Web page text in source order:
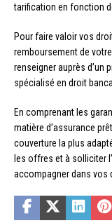
tarification en fonction
Pour faire valoir vos
remboursement de
renseigner auprès d’un
spécialisé en droit
En comprenant les
matière d’assurance
couverture la plus
les offres et à solliciter
accompagner dans vos